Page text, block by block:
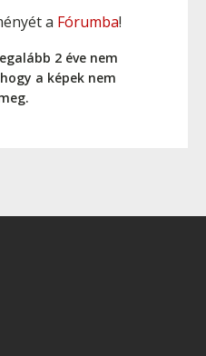
a Fórumba!
2 éve nem
a képek nem